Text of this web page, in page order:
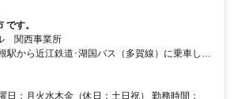
です。
関西事業所
駅から近江鉄道･湖国バス（多賀線）に乗車し、
1分弱
日：月火水木金（休日：土日祝） 勤務時間：